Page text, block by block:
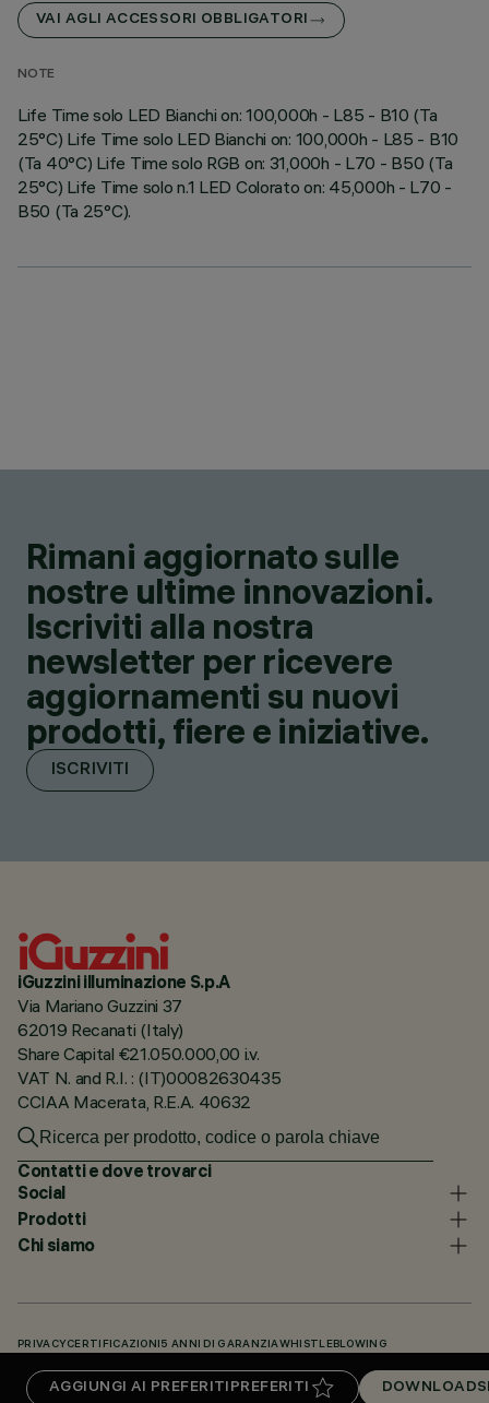
AGGIUNGI AI PREFERITI PREFERITI DOWNLOADS
VAI AGLI ACCESSORI OBBLIGATORI
NOTE
Life Time solo LED Bianchi on: 100,000h - L85 - B10 (Ta
25°C) Life Time solo LED Bianchi on: 100,000h - L85 - B10
(Ta 40°C) Life Time solo RGB on: 31,000h - L70 - B50 (Ta
25°C) Life Time solo n.1 LED Colorato on: 45,000h - L70 -
B50 (Ta 25°C).
Rimani aggiornato sulle
nostre ultime innovazioni.
Iscriviti alla nostra
newsletter per ricevere
aggiornamenti su nuovi
prodotti, fiere e iniziative.
ISCRIVITI
iGuzzini illuminazione S.p.A
Via Mariano Guzzini 37
62019 Recanati (Italy)
Share Capital €21.050.000,00 i.v.
VAT N. and R.I. : (IT)00082630435
CCIAA Macerata, R.E.A. 40632
Contatti e dove trovarci
Social
Prodotti
Chi siamo
PRIVACY CERTIFICAZIONI 5 ANNI DI GARANZIAWHISTLEBLOWING
KNOWLEDGE BASE (LOGIN NECESSARIO)DOWNLOADS